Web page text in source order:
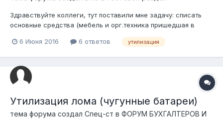
Здравствуйте коллеги, тут поставили мне задачу: списать
основные средства (мебель и орг.техника пришедшая в
что эти основные средства это коммунальные отходы (а
Экологического Кодекса Р...
6 Июня 2016 6 ответов утилизация
Утилизация лома (чугунные батареи)
тема форума создал Спец-ст в ФОРУМ БУХГАЛТЕРОВ И